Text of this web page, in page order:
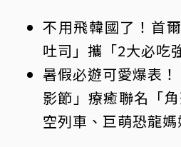
不用飛韓國了！首
吐司」攜「2大必吃
暑假必遊可愛爆表
影節」療癒聯名「
空列車、巨萌恐龍